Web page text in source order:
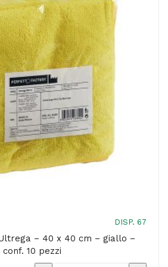
-
azzurro
-
PerfettoFactory
-
conf.
10
pezzi
quantità
DISP. 67
– 40 x 40 cm – giallo –
10 pezzi